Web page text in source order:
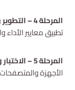
المرحلة 4 – التطوير والبرمجة
تطبيق معايير
المرحلة 5 – الاختبار والمراجعة
الأجهزة